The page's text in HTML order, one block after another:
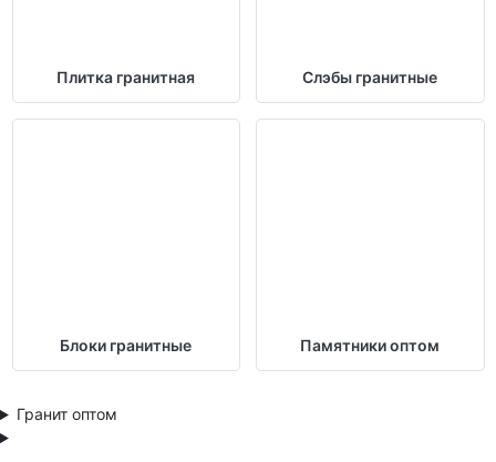
Плитка гранитная Слэбы гранитные
Блоки гранитные Памятники оптом
Гранит оптом